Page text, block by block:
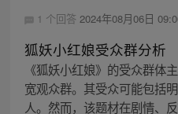
1 个回答 2024年08月06日
狐妖小红娘受众群分析
《狐妖小红娘》的受众群体
宽观众群。其受众可能包括
人。然而，该题材在剧情、